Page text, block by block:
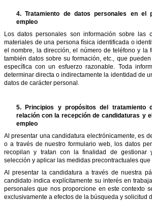
4.Tratamiento de datos personales en el
empleo
Los datos personales son información sobre las
materiales de una persona física identificada o
el nombre, la dirección, el número de teléfono y la
también datos sobre su formación, etc., que
específica con un esfuerzo razonable. Toda
determinar directa o indirectamente la identidad de
datos de carácter personal.
5.Principios y propósitos del tratamiento
relación con la recepción de candidaturas y
empleo
Al presentar una candidatura electrónicamente, es
o a través de nuestro formulario web, los datos
recopilan y tratan con la finalidad de gestionar
selección y aplicar las medidas precontractuales
Al presentar la candidatura a través de nuestra
candidato indica explícitamente su interés en
personales que nos proporcione en este contexto
exclusivamente a efectos de la búsqueda y solicitud